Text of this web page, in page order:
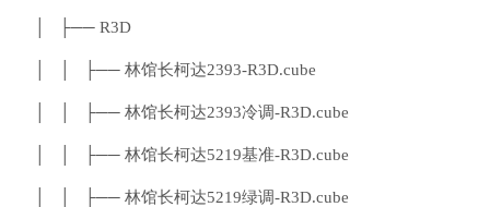
│ ├── R3D
│ │ ├── 林馆长柯达2393-R3D.cube
│ │ ├── 林馆长柯达2393冷调-R3D.cube
│ │ ├── 林馆长柯达5219基准-R3D.cube
│ │ ├── 林馆长柯达5219绿调-R3D.cube